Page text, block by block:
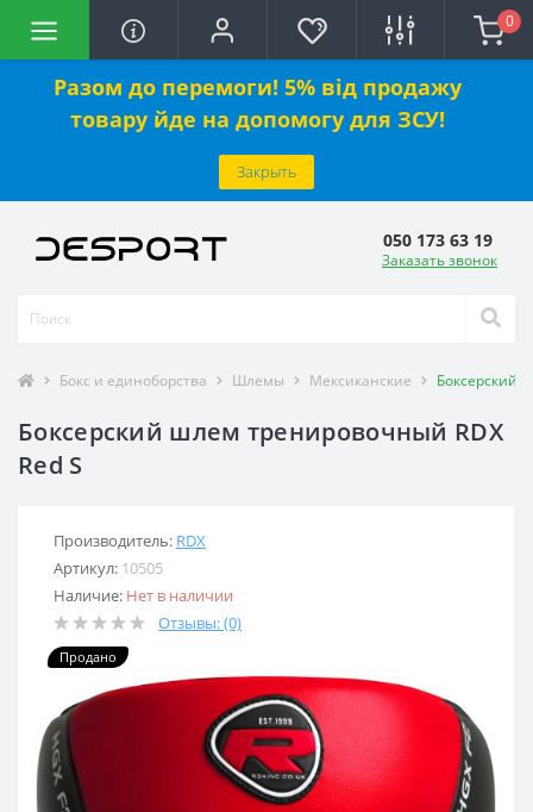
Разом до перемоги! 5% від продажу
товару йде на допомогу для ЗСУ!
Закрыть
0
050 173 63 19
Заказать звонок
Бокс и единоборства Шлемы Мексиканские Боксерский
Боксерский шлем тренировочный RDX
Red S
Производитель: RDX
Артикул: 10505
Наличие: Нет в наличии
Отзывы: (0)
Продано